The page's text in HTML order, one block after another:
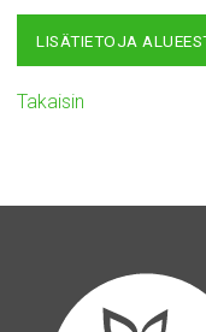
LISÄTIETOJA
Takaisin